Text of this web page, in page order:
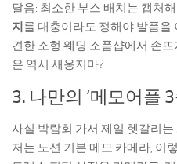
달음: 최소한 부스 배치는 캡처
지 를 대충이라도 정해야 발품을
견한 소형 웨딩 소품샵에서 손
은 역시 새옹지마?
3. 나만의 ‘메모어플
사실 박람회 가서 제일 헷갈리
저는 노션·기본 메모·카메라, 이